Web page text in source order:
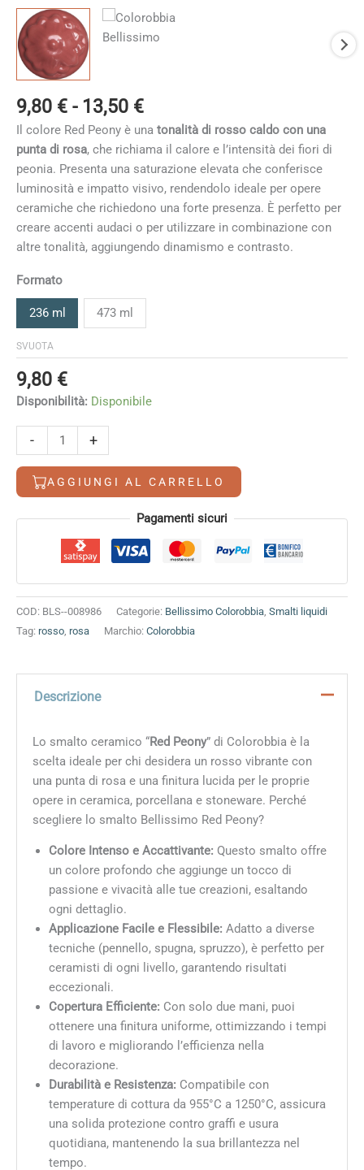
9,80 € - 13,50 €Fascia
di
prezzo:
da
9,80 €
a
13,50 €
Il colore Red Peony è una tonalità di rosso caldo con una
punta di rosa, che richiama il calore e l’intensità dei fiori di
peonia. Presenta una saturazione elevata che conferisce
luminosità e impatto visivo, rendendolo ideale per opere
ceramiche che richiedono una forte presenza. È perfetto per
creare accenti audaci o per utilizzare in combinazione con
altre tonalità, aggiungendo dinamismo e contrasto.
Formato
236 ml 473 ml
SVUOTA
9,80 €
Disponibilità: Disponibile
-
Peony
quantità
+
AGGIUNGI AL CARRELLO
Alternative: Pagamenti sicuri
COD: BLS--008986 Categorie: Bellissimo Colorobbia, Smalti liquidi
Tag: rosso, rosa Marchio: Colorobbia
Descrizione
Lo smalto ceramico “Red Peony” di Colorobbia è la
scelta ideale per chi desidera un rosso vibrante con
una punta di rosa e una finitura lucida per le proprie
opere in ceramica, porcellana e stoneware. Perché
scegliere lo smalto Bellissimo Red Peony?
Colore Intenso e Accattivante: Questo smalto offre
un colore profondo che aggiunge un tocco di
passione e vivacità alle tue creazioni, esaltando
ogni dettaglio.
Applicazione Facile e Flessibile: Adatto a diverse
tecniche (pennello, spugna, spruzzo), è perfetto per
ceramisti di ogni livello, garantendo risultati
eccezionali.
Copertura Efficiente: Con solo due mani, puoi
ottenere una finitura uniforme, ottimizzando i tempi
di lavoro e migliorando l’efficienza nella
decorazione.
Durabilità e Resistenza: Compatibile con
temperature di cottura da 955°C a 1250°C, assicura
una solida protezione contro graffi e usura
quotidiana, mantenendo la sua brillantezza nel
tempo.